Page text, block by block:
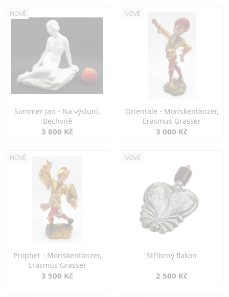
NOVÉ
Sommer Jan - Na výsluní,
Bechyně
3 800 Kč
NOVÉ
Orientale - Moriskentänzer,
Erasmus Grasser
3 000 Kč
NOVÉ
Prophet - Moriskentänzer,
Erasmus Grasser
3 500 Kč
NOVÉ
Stříbrný flakon
2 500 Kč